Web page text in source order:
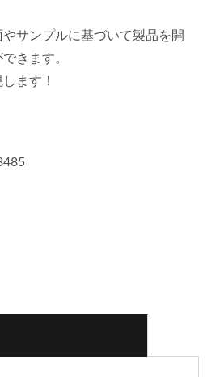
サンプルに基づいて製品を開
きます。
ます！